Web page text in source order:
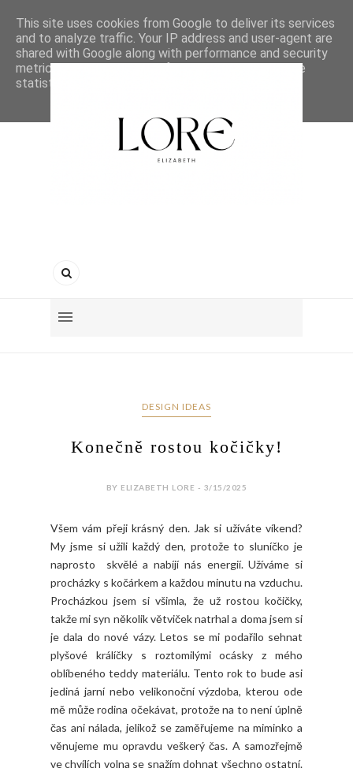
DESIGN IDEAS
Konečně rostou kočičky!
BY ELIZABETH LORE - 3/15/2025
Všem vám přeji krásný den. Jak si užíváte víkend?
My jsme si užili každý den, protože to sluníčko je
naprosto skvělé a nabíjí nás energií. Užíváme si
procházky s kočárkem a každou minutu na vzduchu.
Procházkou jsem si všimla, že už rostou kočičky,
takže mi syn několik větviček natrhal a doma jsem si
je dala do nové vázy. Letos se mi podařilo sehnat
plyšové králíčky s roztomilými ocásky z mého
oblíbeného teddy materiálu. Tento rok to bude asi
jediná jarní nebo velikonoční výzdoba, kterou ode
mě může rodina očekávat, protože na to není úplně
čas ani nálada, jelikož se zaměřujeme na miminko a
věnujeme mu opravdu veškerý čas. A samozřejmě
ve chvílích volna se snažím dohnat všechno ostatní.
This site uses cookies from Google to deliver its services
and to analyze traffic. Your IP address and user-agent are
shared with Google along with performance and security
metrics to ensure quality of service, generate usage
statistics, and to detect and address abuse.